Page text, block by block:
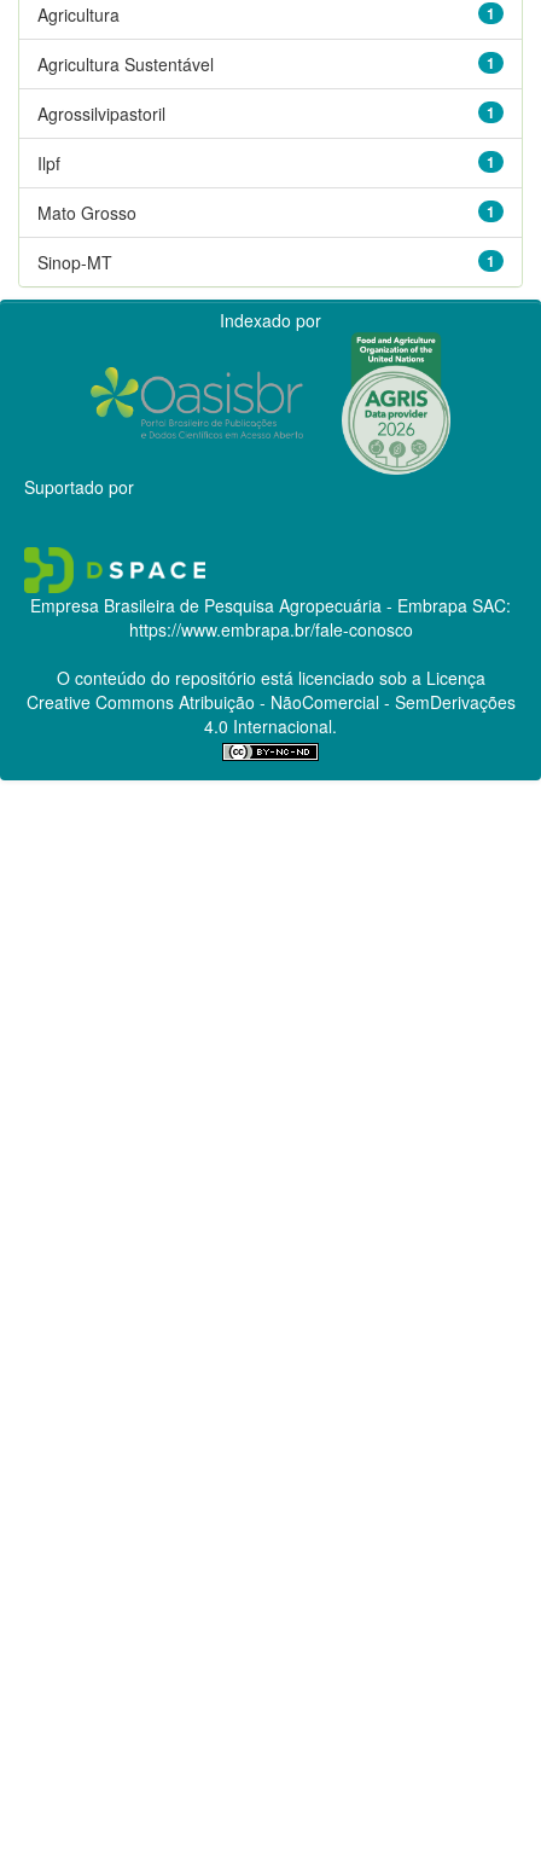
1
Agricultura
1
Agricultura Sustentável
1
Agrossilvipastoril
1
Ilpf
1
Mato Grosso
1
Sinop-MT
Indexado por
Suportado por
Empresa Brasileira de Pesquisa Agropecuária - Embrapa SAC:
https://www.embrapa.br/fale-conosco
O conteúdo do repositório está licenciado sob a Licença
Creative CommonsAtribuição - NãoComercial - SemDerivações
4.0 Internacional.